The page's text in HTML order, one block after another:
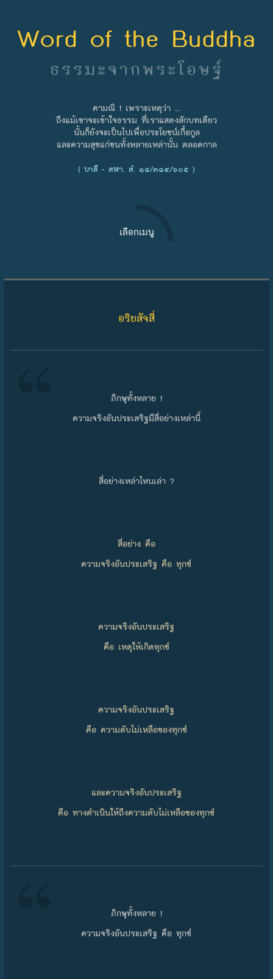
Word of the Buddha
ธรรมะจากพระโอษฐ์
คามณิ ! เพราะเหตุว่า ...
ถึงแม้เขาจะเข้าใจธรรม ที่เราแสดงสักบทเดียว
นั้นก็ยังจะเป็นไปเพื่อประโยชน์เกื้อกูล
และความสุขแก่ชนทั้งหลายเหล่านั้น ตลอดกาล
( บาลี - สฬา. สํ. ๑๘/๓๘๙/๖๐๕ )
เลือกเมนู
อริยสัจสี่
ภิกษุทั้งหลาย !
ความจริงอันประเสริฐมีสี่อย่างเหล่านี้
สี่อย่างเหล่าไหนเล่า ?
สี่อย่าง คือ
ความจริงอันประเสริฐ คือ ทุกข์
ความจริงอันประเสริฐ
คือ เหตุให้เกิดทุกข์
ความจริงอันประเสริฐ
คือ ความดับไม่เหลือของทุกข์
และความจริงอันประเสริฐ
คือ ทางดำเนินให้ถึงความดับไม่เหลือของทุกข์
ภิกษุทั้งหลาย !
ความจริงอันประเสริฐ คือ ทุกข์